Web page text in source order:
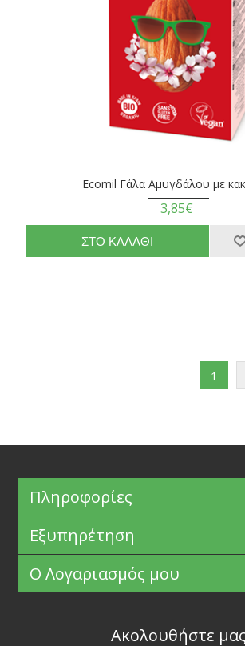
Ecomil Γάλα Αμυγδάλου με
3,85€
1
Πληροφορίες
Εξυπηρέτηση
Ο Λογαριασμός μου
Ακολουθήστε μας